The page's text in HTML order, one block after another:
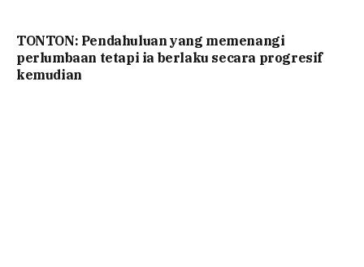
TONTON: Pendahuluan yang memenangi
perlumbaan tetapi ia berlaku secara progresif
kemudian